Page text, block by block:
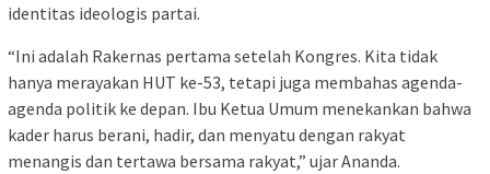
identitas ideologis partai.
“Ini adalah Rakernas pertama setelah Kongres. Kita tidak
hanya merayakan HUT ke-53, tetapi juga membahas agenda-
agenda politik ke depan. Ibu Ketua Umum menekankan bahwa
kader harus berani, hadir, dan menyatu dengan rakyat
menangis dan tertawa bersama rakyat,” ujar Ananda.